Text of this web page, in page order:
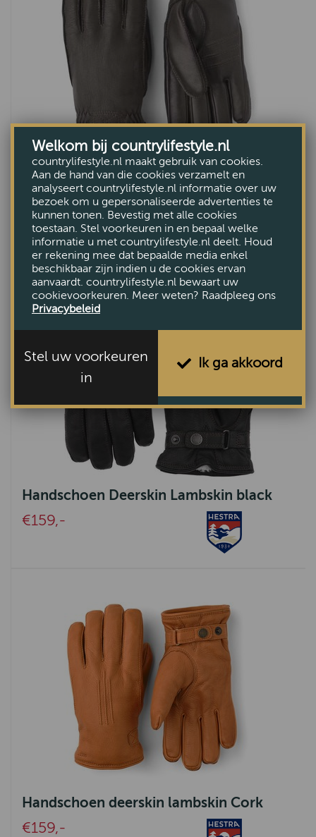
Heren handschoen Deerskin Primaloft
Rib dk bruin
€110,-
Handschoen Deerskin Lambskin black
€159,-
Handschoen deerskin lambskin Cork
€159,-
Welkom bij countrylifestyle.nl
countrylifestyle.nl maakt gebruik van cookies.
Aan de hand van die cookies verzamelt en
analyseert countrylifestyle.nl informatie over uw
bezoek om u gepersonaliseerde advertenties te
kunnen tonen. Bevestig met alle cookies
toestaan. Stel voorkeuren in en bepaal welke
informatie u met countrylifestyle.nl deelt. Houd
er rekening mee dat bepaalde media enkel
beschikbaar zijn indien u de cookies ervan
aanvaardt. countrylifestyle.nl bewaart uw
cookievoorkeuren. Meer weten? Raadpleeg ons
Privacybeleid
Stel uw voorkeuren
in
Ik ga akkoord